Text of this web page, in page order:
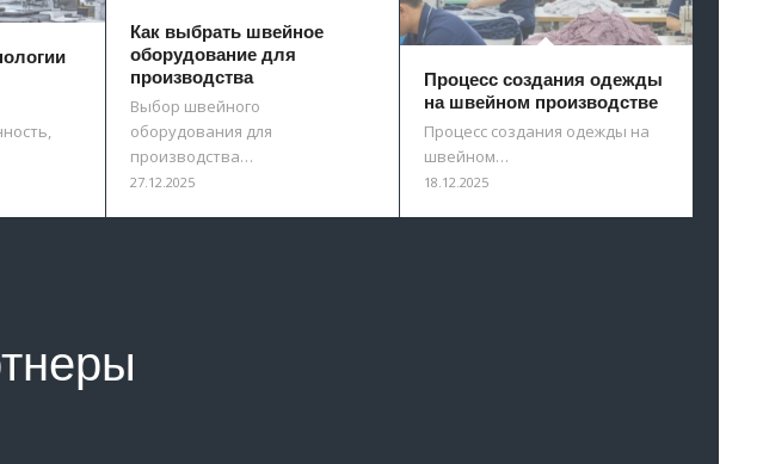
Как выбрать швейное
оборудование для
производства
Выбор швейного
оборудования для
производства…
27.12.2025
Процесс создания одежды
на швейном производстве
Процесс создания одежды на
швейном…
18.12.2025